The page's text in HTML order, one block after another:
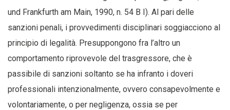
und Frankfurth am Main, 1990, n. 54 B I). Al pari delle
sanzioni penali, i provvedimenti disciplinari soggiacciono al
principio di legalità. Presuppongono fra l’altro un
comportamento riprovevole del trasgressore, che è
passibile di sanzioni soltanto se ha infranto i doveri
professionali intenzionalmente, ovvero consapevolmente e
volontariamente, o per negligenza, ossia se per